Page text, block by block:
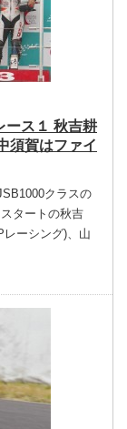
ース１ 秋吉耕
須賀はファイ
クラスの
タートの秋吉
レーシング)、山